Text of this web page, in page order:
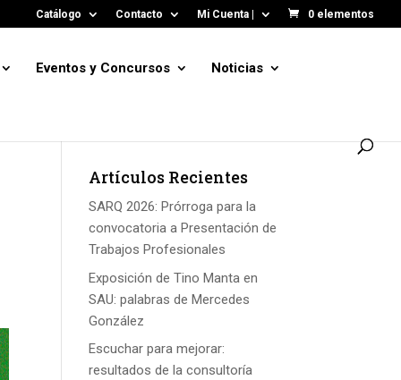
Catálogo Contacto Mi Cuenta | 0 elementos
Eventos y Concursos Noticias
Artículos Recientes
SARQ 2026: Prórroga para la
convocatoria a Presentación de
Trabajos Profesionales
Exposición de Tino Manta en
SAU: palabras de Mercedes
González
Escuchar para mejorar:
resultados de la consultoría